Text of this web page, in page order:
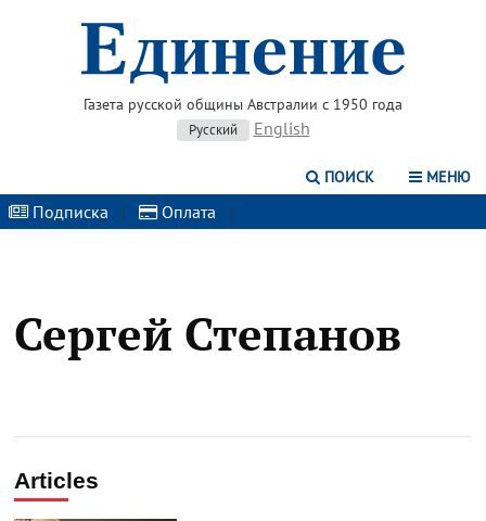
Газета русской общины Австралии с 1950 года
Русский English
ПОИСК МЕНЮ
Подписка | Оплата |
Сергей Степанов
Articles